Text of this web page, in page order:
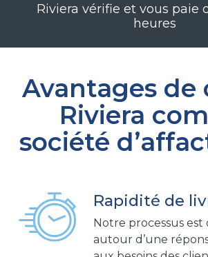
Riviera vérifie et vous paie
heures
Avantages de
Riviera
société
Rapidité de
Notre processus
autour d’une